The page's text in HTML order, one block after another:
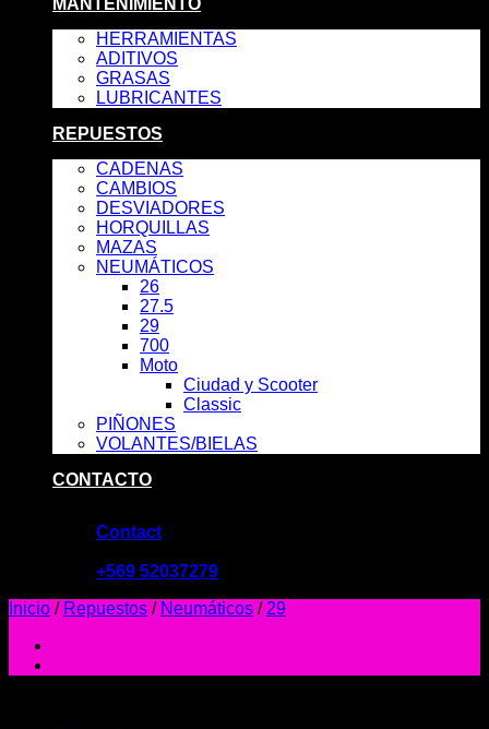
MANTENIMIENTO
HERRAMIENTAS
ADITIVOS
GRASAS
LUBRICANTES
REPUESTOS
CADENAS
CAMBIOS
DESVIADORES
HORQUILLAS
MAZAS
NEUMÁTICOS
26
27.5
29
700
Moto
Ciudad y Scooter
Classic
PIÑONES
VOLANTES/BIELAS
CONTACTO
Contact
+569 52037279
Inicio / Repuestos / Neumáticos / 29